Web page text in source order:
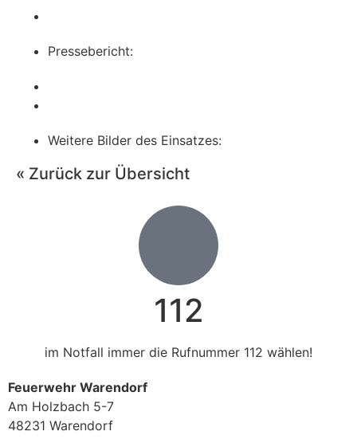
Pressebericht:
Weitere Bilder des Einsatzes:
« Zurück zur Übersicht
112
im Notfall immer die Rufnummer 112 wählen!
Feuerwehr Warendorf
Am Holzbach 5-7
48231 Warendorf